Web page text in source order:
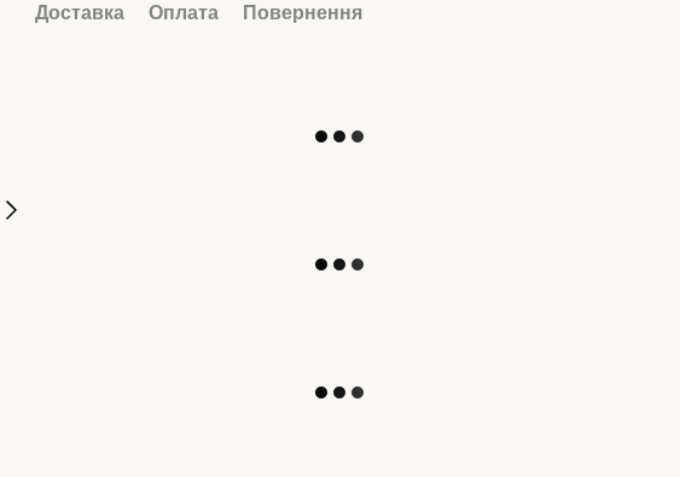
Доставка Оплата Повернення